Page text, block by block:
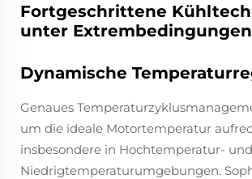
Fortgeschrittene
unter Extrembedingungen
Dynamische
Genaues
um die ideale Motortemperatur
insbesondere in Hochtemperatur- und
Niedrigtemperaturumgebungen.